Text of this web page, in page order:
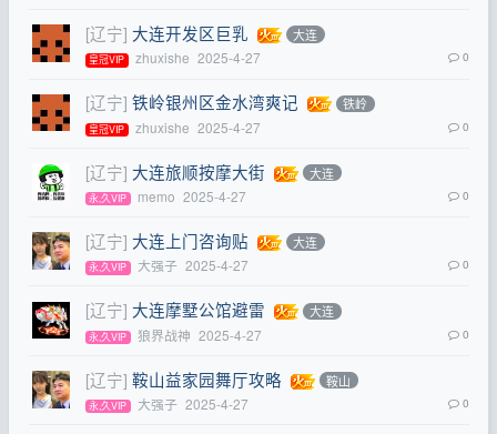
[辽宁] 大连开发区巨乳 大连
皇冠VIP zhuxishe 2025-4-27 0
[辽宁] 铁岭银州区金水湾爽记 铁岭
皇冠VIP zhuxishe 2025-4-27 0
[辽宁] 大连旅顺按摩大街 大连
永,久VIP memo 2025-4-27 0
[辽宁] 大连上门咨询贴 大连
永,久VIP 大强子 2025-4-27 0
[辽宁] 大连摩墅公馆避雷 大连
永,久VIP 狼界战神 2025-4-27 0
[辽宁] 鞍山益家园舞厅攻略 鞍山
永,久VIP 大强子 2025-4-27 0